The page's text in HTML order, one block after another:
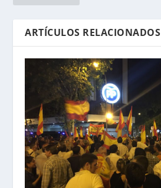
ARTÍCULOS RELACIONADOS